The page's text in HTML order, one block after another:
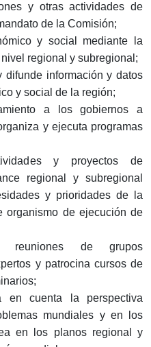
y otras actividades de
de la Comisión;
y social mediante la
regional y subregional;
difunde información y datos
y social de la región;
a los gobiernos a
y ejecuta programas
y proyectos de
regional y subregional
y prioridades de la
organismo de ejecución de
reuniones de grupos
y patrocina cursos de
cuenta la perspectiva
mundiales y en los
en los planos regional y